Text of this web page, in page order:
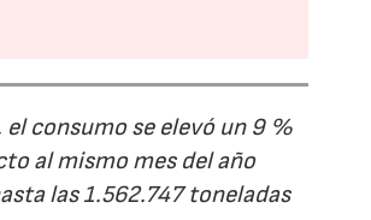
el consumo se elevó un 9 %
al mismo mes del año
las 1.562.747 toneladas